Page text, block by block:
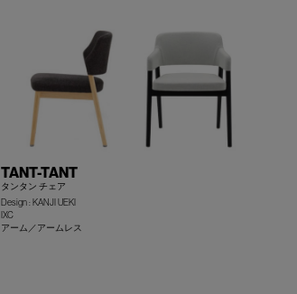
TANT-TANT
タンタン チェア
Design : KANJI UEKI
IXC
アーム／アームレス